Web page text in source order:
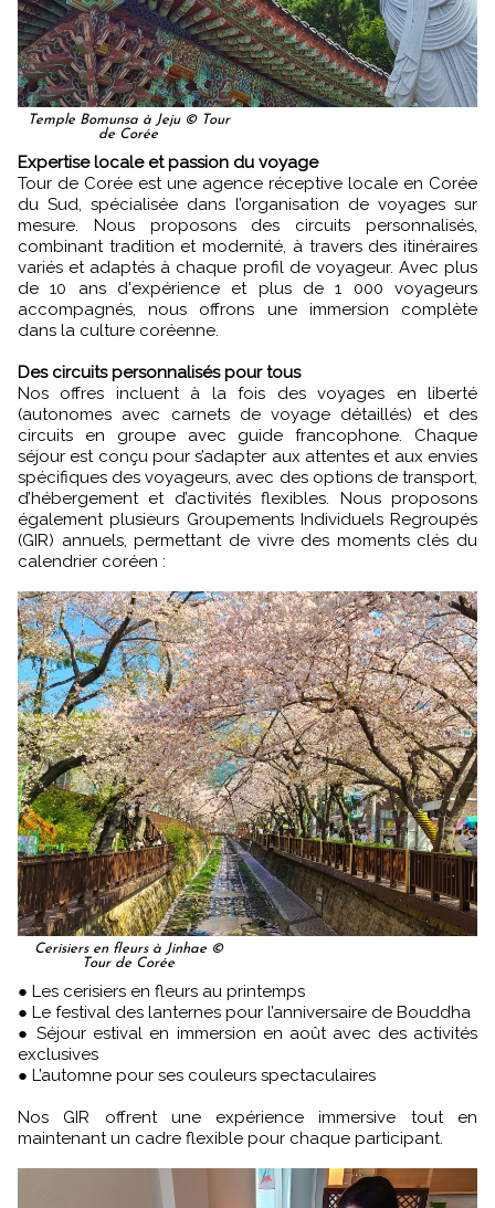
Temple Bomunsa à Jeju © Tour
de Corée
Expertise locale et passion du voyage
Tour de Corée est une agence réceptive locale en Corée
du Sud, spécialisée dans l’organisation de voyages sur
mesure. Nous proposons des circuits personnalisés,
combinant tradition et modernité, à travers des itinéraires
variés et adaptés à chaque profil de voyageur. Avec plus
de 10 ans d'expérience et plus de 1 000 voyageurs
accompagnés, nous offrons une immersion complète
dans la culture coréenne.
Des circuits personnalisés pour tous
Nos offres incluent à la fois des voyages en liberté
(autonomes avec carnets de voyage détaillés) et des
circuits en groupe avec guide francophone. Chaque
séjour est conçu pour s’adapter aux attentes et aux envies
spécifiques des voyageurs, avec des options de transport,
d’hébergement et d’activités flexibles. Nous proposons
également plusieurs Groupements Individuels Regroupés
(GIR) annuels, permettant de vivre des moments clés du
calendrier coréen :
Cerisiers en fleurs à Jinhae ©
Tour de Corée
● Les cerisiers en fleurs au printemps
● Le festival des lanternes pour l’anniversaire de Bouddha
● Séjour estival en immersion en août avec des activités
exclusives
● L’automne pour ses couleurs spectaculaires
Nos GIR offrent une expérience immersive tout en
maintenant un cadre flexible pour chaque participant.